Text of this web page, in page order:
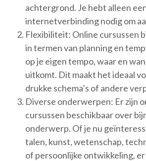
achtergrond. Je hebt alleen
internetverbinding nodig om
Flexibiliteit: Online cursussen
in termen van planning en
op je eigen tempo, waar en
uitkomt. Dit maakt het ideaal
drukke schema’s of andere
Diverse onderwerpen: Er zijn
cursussen beschikbaar over
onderwerp. Of je nu
talen, kunst, wetenschap,
of persoonlijke ontwikkeling,